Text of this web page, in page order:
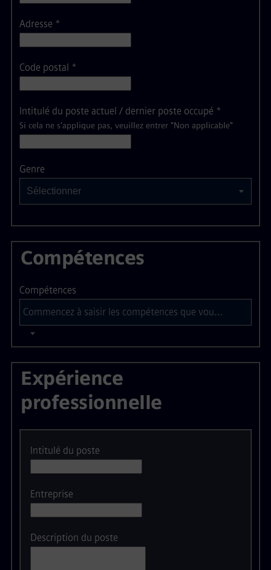
Adresse *
Code postal *
Intitulé du poste actuel / dernier poste occupé *
Si cela ne s'applique pas, veuillez entrer "Non applicable"
Genre
Sélectionner
Compétences
Compétences
Expérience
professionnelle
Intitulé du poste
Entreprise
Description du poste